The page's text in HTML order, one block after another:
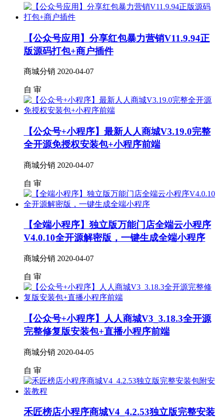
【公众号应用】分享红包暴力营销V11.9.94正
版源码打包+商户插件
商城分销 2020-04-07
自 审
【公众号+小程序】最新人人商城V3.19.0完整
全开源免授权安装包+小程序前端
商城分销 2020-04-07
自 审
【全端小程序】独立版万能门店全端云小程序
V4.0.10全开源解密版，一键生成全端小程序
商城分销 2020-04-07
自 审
【公众号+小程序】人人商城V3_3.18.3全开源
完整修复版安装包+直播小程序前端
商城分销 2020-04-05
自 审
禾匠榜店小程序商城V4_4.2.53独立版完整安装